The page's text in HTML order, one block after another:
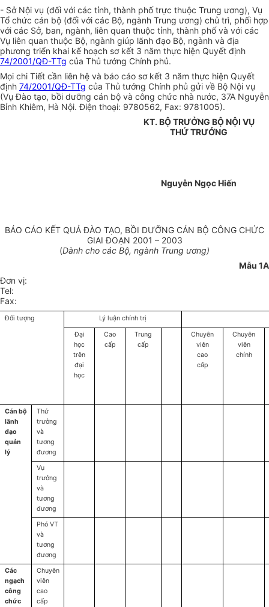
- Sở Nội vụ (đối với các tỉnh, thành phố trực thuộc Trung ương), Vụ
Tổ chức cán bộ (đối với các Bộ, ngành Trung ương) chủ trì, phối hợp
với các Sở, ban, ngành, liên quan thuộc tỉnh, thành phố và với các
Vụ liên quan thuộc Bộ, ngành giúp lãnh đạo Bộ, ngành và địa
phương triển khai kế hoạch sơ kết 3 năm thực hiện Quyết định
74/2001/QĐ-TTg của Thủ tướng Chính phủ.
Mọi chi Tiết cần liên hệ và báo cáo sơ kết 3 năm thực hiện Quyết
định 74/2001/QĐ-TTg của Thủ tướng Chính phủ gửi về Bộ Nội vụ
(Vụ Đào tạo, bồi dưỡng cán bộ và công chức nhà nước, 37A Nguyễn
Bỉnh Khiêm, Hà Nội. Điện thoại: 9780562, Fax: 9781005).
KT. BỘ TRƯỞNG BỘ NỘI VỤ
THỨ TRƯỞNG
Nguyễn Ngọc Hiến
BÁO CÁO KẾT QUẢ ĐÀO TẠO, BỒI DƯỠNG CÁN BỘ CÔNG CHỨC
GIAI ĐOẠN 2001 – 2003
(Dành cho các Bộ, ngành Trung ương)
Mẫu 1A
Đơn vị:
Tel:
Fax:
Đối tượng Lý luận chính trị
Đại
học
trên
đại
học
Cao
cấp
Trung
cấp
Chuyên
viên
cao
cấp
Chuyên
viên
chính
Cán bộ
lãnh
đạo
quản
lý
Thứ
trưởng
và
tương
đương
Vụ
trưởng
và
tương
đương
Phó VT
và
tương
đương
Các
ngạch
công
chức
Chuyên
viên
cao
cấp